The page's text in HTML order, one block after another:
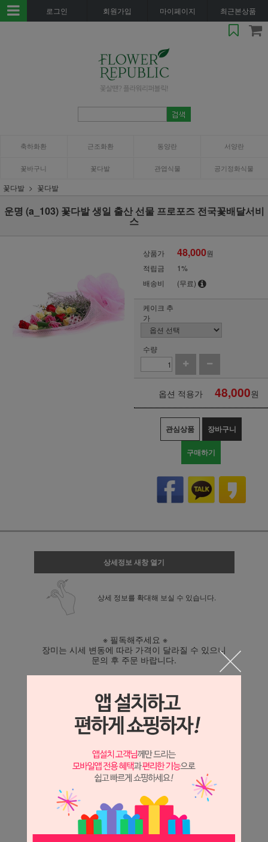
로그인 회원가입 마이페이지 최근본상품
축하화환 근조화환 동양란 서양란
꽃바구니 꽃다발 관엽식물 공기정화식물
꽃다발 꽃다발
운명 (a_103) 꽃다발 생일 출산 선물 프로포즈 전국꽃배달서비
스
상품가 48,000원
적립금
1%
배송비
(무료)
케이크 추
가
수량
옵션 적용가 48,000원
관심상품 장바구니
구매하기
상세정보 새창 열기
상세 정보를 확대해 보실 수 있습니다.
※ 필독해주세요 ※
장미는 시세 변동에 따라 가격이 달라질 수 있으니
문의 후 주문 바랍니다.